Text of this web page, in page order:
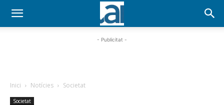
- Publicitat -
Inici Notícies Societat
Societat